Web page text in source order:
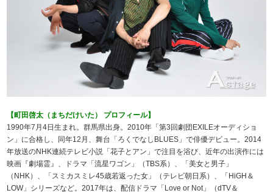
【町田啓太（まちだけいた） プロフィール】
1990年7月4日生まれ。群馬県出身。2010年「第3回劇団EXILEオーディショ
ン」に合格し、同年12月、舞台「ろくでなしBLUES」で俳優デビュー。2014
年放送のNHK連続テレビ小説「花子とアン」で注目を浴び、近年の出演作には
映画『劇場霊』、ドラマ「流星ワゴン」（TBS系）、「美女と男子」
（NHK）、「スミカスミレ45歳若返った女」（テレビ朝日系）、「HiGH＆
LOW」シリーズなど。2017年は、配信ドラマ「Love or Not」（dTV＆